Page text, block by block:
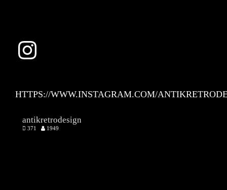
HTTPS://WWW.INSTAGRAM.COM/
antikretrodesign
371 1949